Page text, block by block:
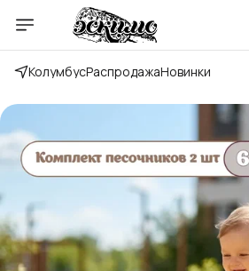
КолумбусРаспродажаНовинки